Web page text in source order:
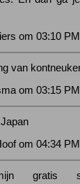
om 03:10
van
om 03:15
om 04:34
gratis